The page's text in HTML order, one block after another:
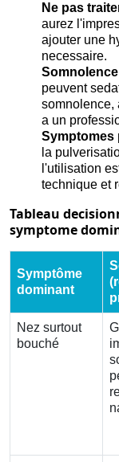
Ne pas
aurez
ajouter une
necessaire.
Somnolence
peuvent
somnolence,
a un
Symptomes
la
l'utilisation
technique et
Tableau
symptome
Symptôme
dominant
Nez surtout
bouché